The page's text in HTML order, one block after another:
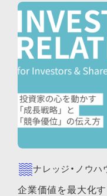
ナレッジ・ノウハ
企業価値を最大化